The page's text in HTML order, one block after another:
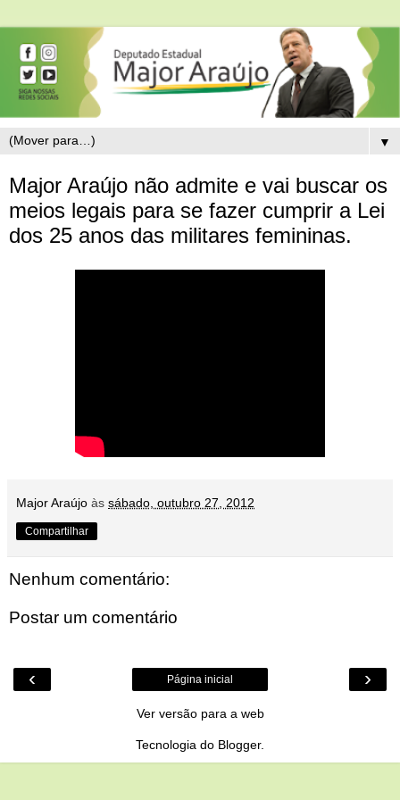
▼
Major Araújo não admite e vai buscar os
meios legais para se fazer cumprir a Lei
dos 25 anos das militares femininas.
Major Araújo às sábado, outubro 27, 2012
Compartilhar
Nenhum comentário:
Postar um comentário
‹ ›
Página inicial
Ver versão para a web
Tecnologia do Blogger.